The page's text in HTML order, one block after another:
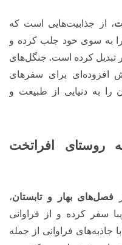
، از جذابیت‌هایی است که
را به سوی خود جلب کرده و
تبدیل کرده است. جنگل‌های
افزوده‌ای برای سفرهای
را به دنیایی از طبیعت و
افراتخت
فصل‌های بهار و تابستان،
سفر کرده و از فراوانی
جاذبه‌های فراوانی از جمله